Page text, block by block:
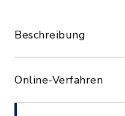
Beschreibung
Online-Verfahren